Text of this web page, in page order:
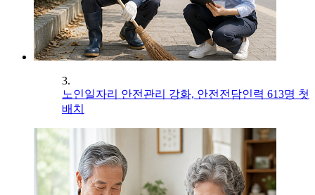
3.
노인일자리 안전관리 강화, 안전전담인력 613명 첫
배치